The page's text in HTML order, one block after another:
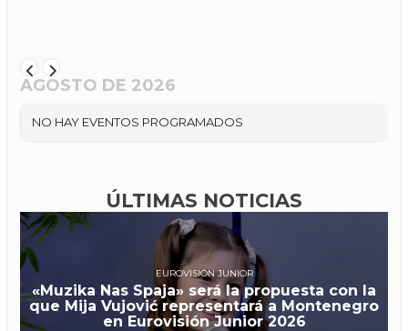
AGOSTO DE 2026
NO HAY EVENTOS PROGRAMADOS
ÚLTIMAS NOTICIAS
EUROVISIÓN JUNIOR
«Muzika Nas Spaja» será la propuesta con la
que Mija Vujović representará a Montenegro
en Eurovisión Junior 2026